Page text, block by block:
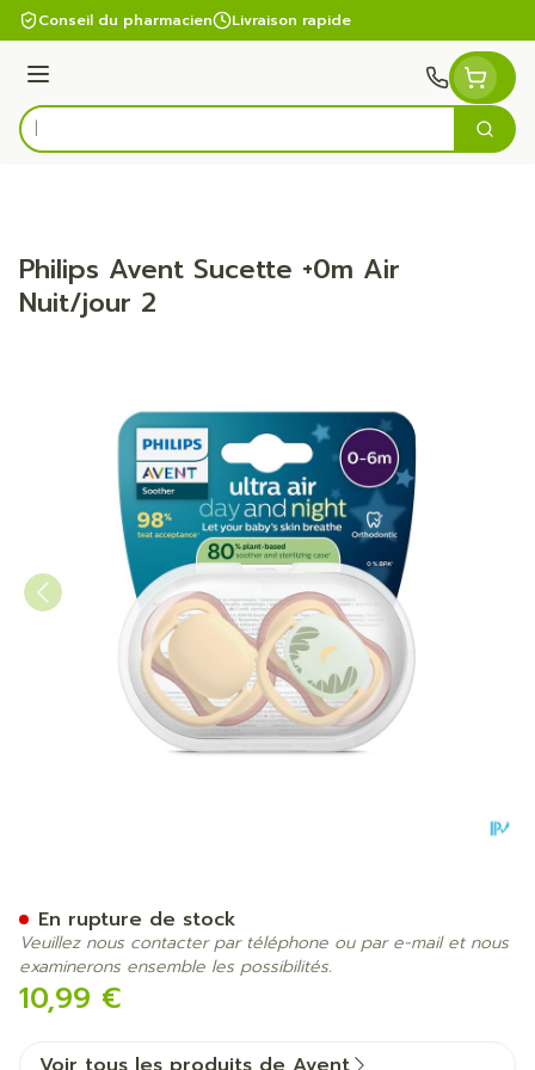
Aller au contenu
Conseil du pharmacien Livraison rapide
Menu
Rechercher
Philips Avent Sucette +0m Air
Nuit/jour 2
10,99 €
En rupture de stock
Veuillez nous contacter par téléphone ou par e-mail et nous
examinerons ensemble les possibilités.